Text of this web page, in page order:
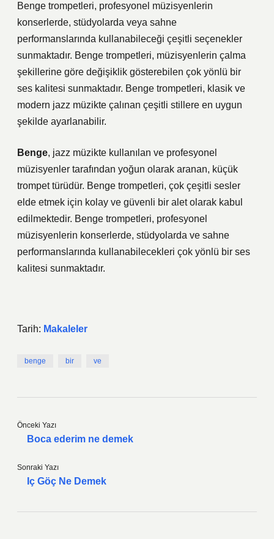
Benge trompetleri, profesyonel müzisyenlerin
konserlerde, stüdyolarda veya sahne
performanslarında kullanabileceği çeşitli seçenekler
sunmaktadır. Benge trompetleri, müzisyenlerin çalma
şekillerine göre değişiklik gösterebilen çok yönlü bir
ses kalitesi sunmaktadır. Benge trompetleri, klasik ve
modern jazz müzikte çalınan çeşitli stillere en uygun
şekilde ayarlanabilir.
Benge, jazz müzikte kullanılan ve profesyonel
müzisyenler tarafından yoğun olarak aranan, küçük
trompet türüdür. Benge trompetleri, çok çeşitli sesler
elde etmek için kolay ve güvenli bir alet olarak kabul
edilmektedir. Benge trompetleri, profesyonel
müzisyenlerin konserlerde, stüdyolarda ve sahne
performanslarında kullanabilecekleri çok yönlü bir ses
kalitesi sunmaktadır.
Tarih: Makaleler
benge bir ve
Önceki Yazı
Boca ederim ne demek
Sonraki Yazı
Iç Göç Ne Demek